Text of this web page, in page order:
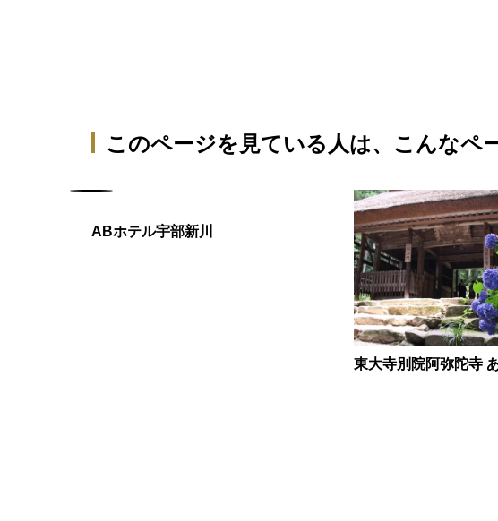
このページを見ている人は、 こんなペ
ABホテル宇部新川
東大寺別院阿弥陀寺